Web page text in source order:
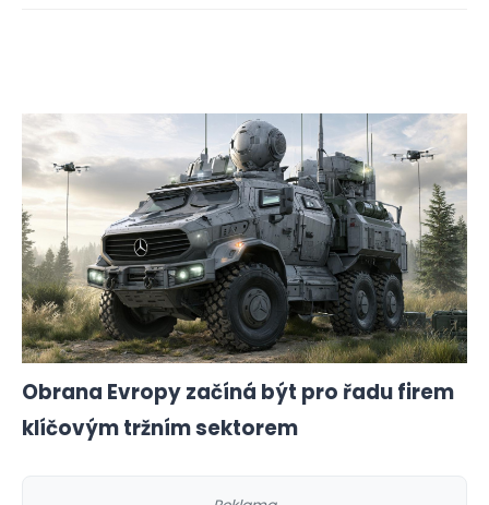
Obrana Evropy začíná být pro řadu firem
klíčovým tržním sektorem